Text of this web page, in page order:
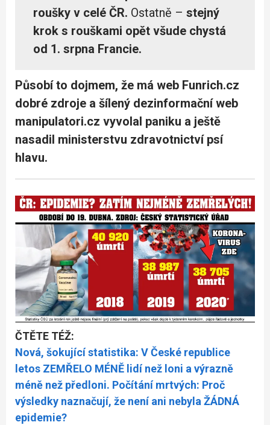
roušky v celé ČR. Ostatně – stejný
krok s rouškami opět všude chystá
od 1. srpna Francie.
Působí to dojmem, že má web Funrich.cz
dobré zdroje a šílený dezinformační web
manipulatori.cz vyvolal paniku a ještě
nasadil ministerstvu zdravotnictví psí
hlavu.
ČTĚTE TÉŽ:
Nová, šokující statistika: V České republice
letos ZEMŘELO MÉNĚ lidí než loni a výrazně
méně než předloni. Počítání mrtvých: Proč
výsledky naznačují, že není ani nebyla ŽÁDNÁ
epidemie?